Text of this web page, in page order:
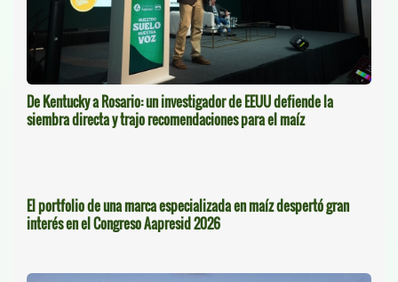
De Kentucky a Rosario: un investigador de EEUU defiende la
siembra directa y trajo recomendaciones para el maíz
El portfolio de una marca especializada en maíz despertó gran
interés en el Congreso Aapresid 2026